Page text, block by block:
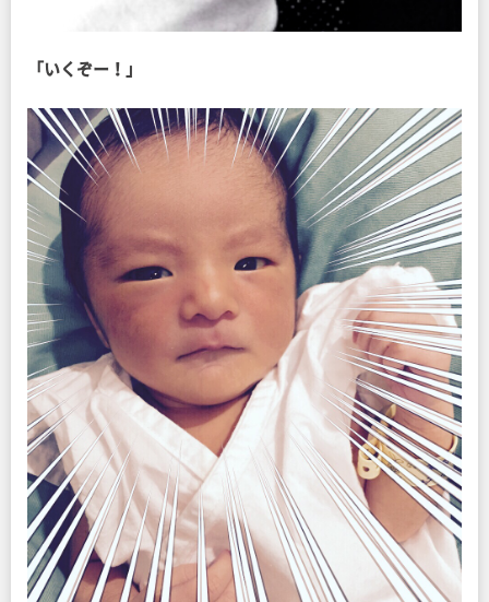
「いくぞー！」